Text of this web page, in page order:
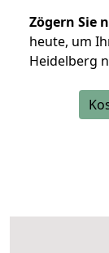
Zögern Sie
heute, um
Heidelberg